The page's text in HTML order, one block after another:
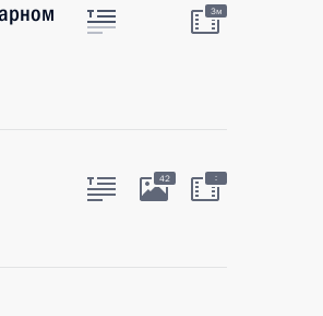
3м
42 :